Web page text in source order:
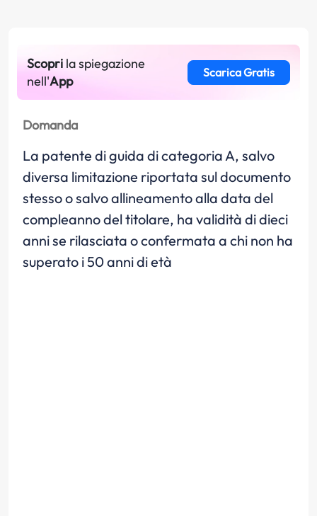
Scopri la spiegazione
nell'App
Scarica Gratis
Domanda
La patente di guida di categoria A, salvo
diversa limitazione riportata sul documento
stesso o salvo allineamento alla data del
compleanno del titolare, ha validità di dieci
anni se rilasciata o confermata a chi non ha
superato i 50 anni di età